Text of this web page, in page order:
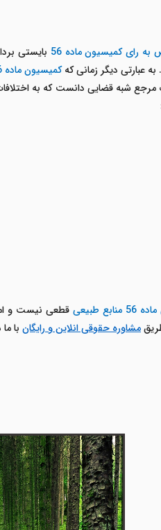
رای کمیسیون ماده 56 بایستی
عبارتی دیگر زمانی کهکمیسیون ماده 56 منابع طبیعی
شبه قضایی دانست که به
طبیعی
قطعی نیست و
مشاوره حقوقی انلاین و رایگان با